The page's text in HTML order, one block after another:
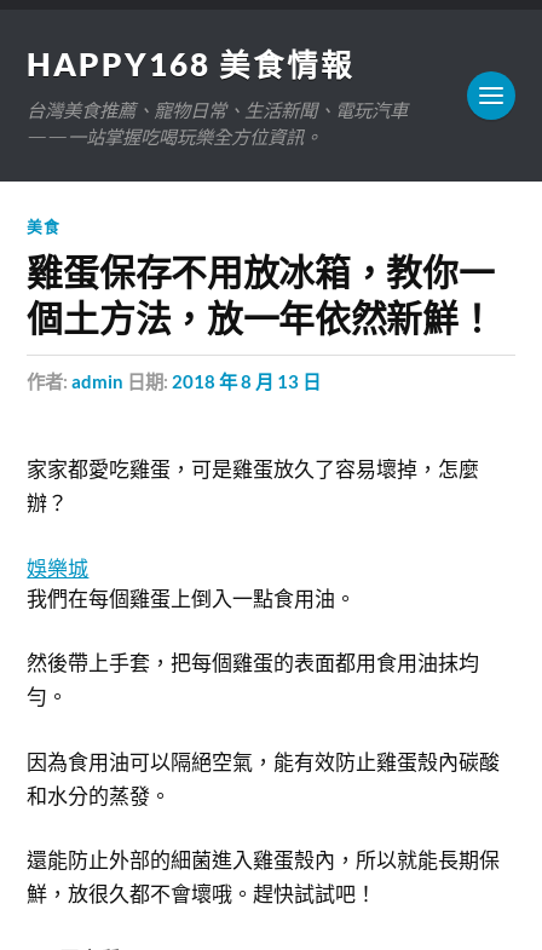
HAPPY168 美食情報
台灣美食推薦、寵物日常、生活新聞、電玩汽車
——一站掌握吃喝玩樂全方位資訊。
美食
雞蛋保存不用放冰箱，教你一
個土方法，放一年依然新鮮！
作者:admin 日期: 2018 年 8 月 13 日
家家都愛吃雞蛋，可是雞蛋放久了容易壞掉，怎麼
辦？
娛樂城
我們在每個雞蛋上倒入一點食用油。
然後帶上手套，把每個雞蛋的表面都用食用油抹均
勻。
因為食用油可以隔絕空氣，能有效防止雞蛋殼內碳酸
和水分的蒸發。
還能防止外部的細菌進入雞蛋殼內，所以就能長期保
鮮，放很久都不會壞哦。趕快試試吧！